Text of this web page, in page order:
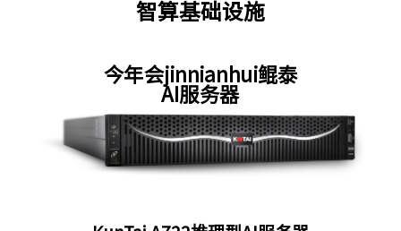
智算基础设施
今年会jinnianhui鲲泰
AI服务器